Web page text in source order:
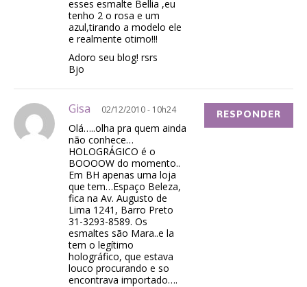
esses esmalte Bellia ,eu
tenho 2 o rosa e um
azul,tirando a modelo ele
e realmente otimo!!!
Adoro seu blog! rsrs
Bjo
Gisa 02/12/2010 - 10h24
Olá…..olha pra quem ainda
não conhece…
HOLOGRÁGICO é o
BOOOOW do momento..
Em BH apenas uma loja
que tem…Espaço Beleza,
fica na Av. Augusto de
Lima 1241, Barro Preto
31-3293-8589. Os
esmaltes são Mara..e la
tem o legítimo
holográfico, que estava
louco procurando e so
encontrava importado….
RESPONDER